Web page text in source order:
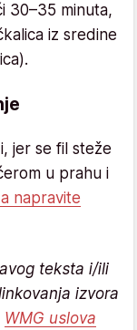
30–35 minuta,
iz sredine
jer se fil steže
u prahu i
napravite
teksta i/ili
izvora
WMG uslova